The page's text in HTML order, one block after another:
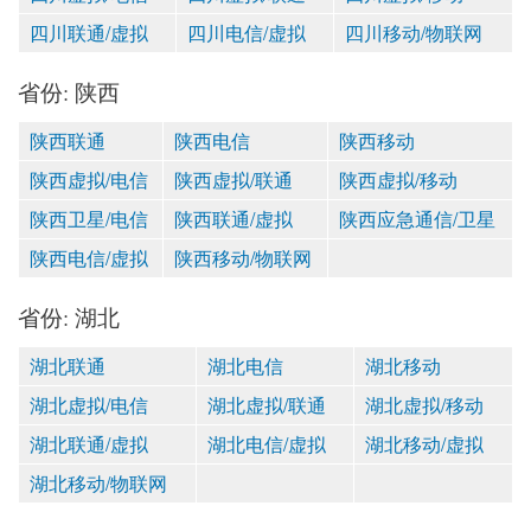
四川联通/虚拟
四川电信/虚拟 四川移动/物联网
省份: 陕西
陕西联通 陕西电信
陕西移动
陕西虚拟/电信
陕西虚拟/联通
陕西虚拟/移动
陕西卫星/电信
陕西联通/虚拟
陕西应急通信/卫星
陕西电信/虚拟
陕西移动/物联网
省份: 湖北
湖北联通 湖北电信
湖北移动
湖北虚拟/电信
湖北虚拟/联通
湖北虚拟/移动
湖北联通/虚拟
湖北电信/虚拟
湖北移动/虚拟
湖北移动/物联网